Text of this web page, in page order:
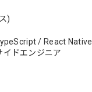
)
/ React Native
イドエンジニア